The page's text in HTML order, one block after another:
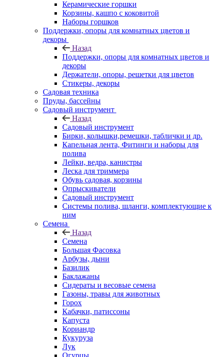
Керамические горшки
Корзины, кашпо с коковитой
Наборы горшков
Поддержки, опоры для комнатных цветов и
декоры
Назад
Поддержки, опоры для комнатных цветов и
декоры
Держатели, опоры, решетки для цветов
Стикеры, декоры
Садовая техника
Пруды, бассейны
Садовый инструмент
Назад
Садовый инструмент
Бирки, колышки,ремешки, таблички и др.
Капельная лента, Фитинги и наборы для
полива
Лейки, ведра, канистры
Леска для триммера
Обувь садовая, корзины
Опрыскиватели
Садовый инструмент
Системы полива, шланги, комплектующие к
ним
Семена
Назад
Семена
Большая Фасовка
Арбузы, дыни
Базилик
Баклажаны
Сидераты и весовые семена
Газоны, травы для животных
Горох
Кабачки, патиссоны
Капуста
Кориандр
Кукуруза
Лук
Огурцы